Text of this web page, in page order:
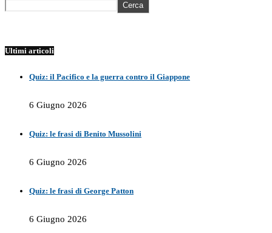
Cerca
Ultimi articoli
Quiz: il Pacifico e la guerra contro il Giappone
6 Giugno 2026
Quiz: le frasi di Benito Mussolini
6 Giugno 2026
Quiz: le frasi di George Patton
6 Giugno 2026